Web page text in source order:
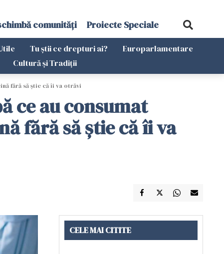
comunități Proiecte Speciale
Tu știi ce drepturi ai?
Europarlamentare
Cultură și Tradiții
fără să știe că îi va otrăvi
ce au consumat
fără să știe că îi va
CELE MAI CITITE